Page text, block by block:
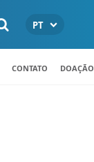
PT
CONTATO DOAÇÃO